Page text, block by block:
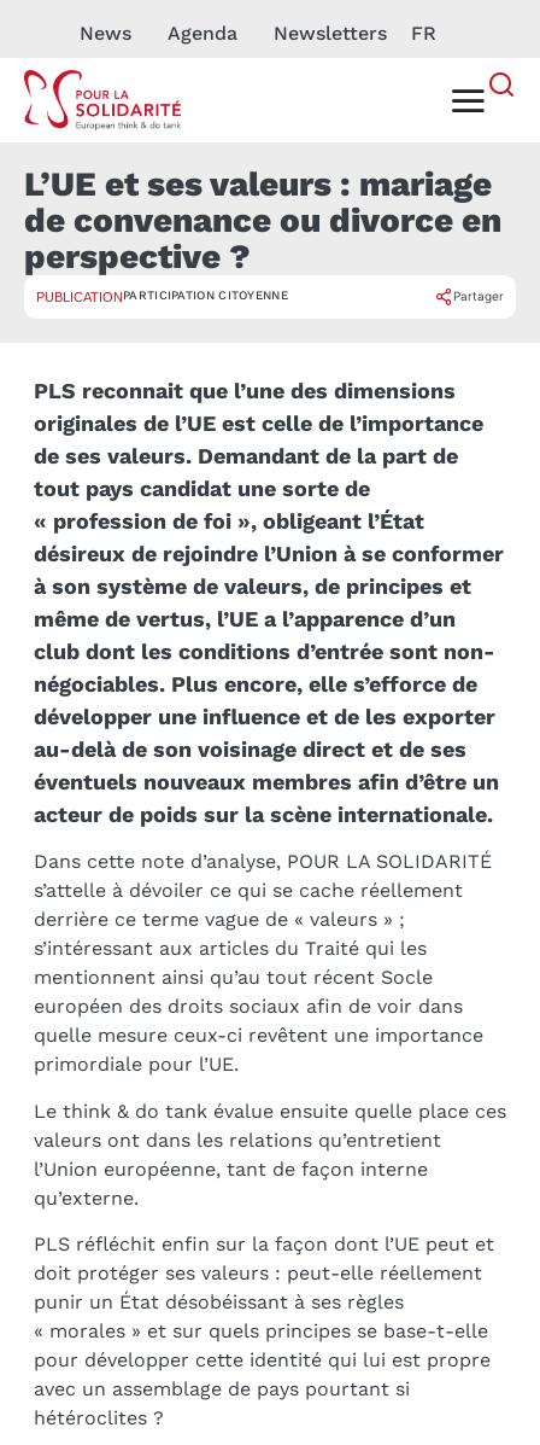
News Agenda Newsletters FR
L’UE et ses valeurs : mariage
de convenance ou divorce en
perspective ?
PUBLICATIONPARTICIPATION CITOYENNE Partager
PLS reconnait que l’une des dimensions
originales de l’UE est celle de l’importance
de ses valeurs. Demandant de la part de
tout pays candidat une sorte de
« profession de foi », obligeant l’État
désireux de rejoindre l’Union à se conformer
à son système de valeurs, de principes et
même de vertus, l’UE a l’apparence d’un
club dont les conditions d’entrée sont non-
négociables. Plus encore, elle s’efforce de
développer une influence et de les exporter
au-delà de son voisinage direct et de ses
éventuels nouveaux membres afin d’être un
acteur de poids sur la scène internationale.
Dans cette note d’analyse, POUR LA SOLIDARITÉ
s’attelle à dévoiler ce qui se cache réellement
derrière ce terme vague de « valeurs » ;
s’intéressant aux articles du Traité qui les
mentionnent ainsi qu’au tout récent Socle
européen des droits sociaux afin de voir dans
quelle mesure ceux-ci revêtent une importance
primordiale pour l’UE.
Le think & do tank évalue ensuite quelle place ces
valeurs ont dans les relations qu’entretient
l’Union européenne, tant de façon interne
qu’externe.
PLS réfléchit enfin sur la façon dont l’UE peut et
doit protéger ses valeurs : peut-elle réellement
punir un État désobéissant à ses règles
« morales » et sur quels principes se base-t-elle
pour développer cette identité qui lui est propre
avec un assemblage de pays pourtant si
hétéroclites ?